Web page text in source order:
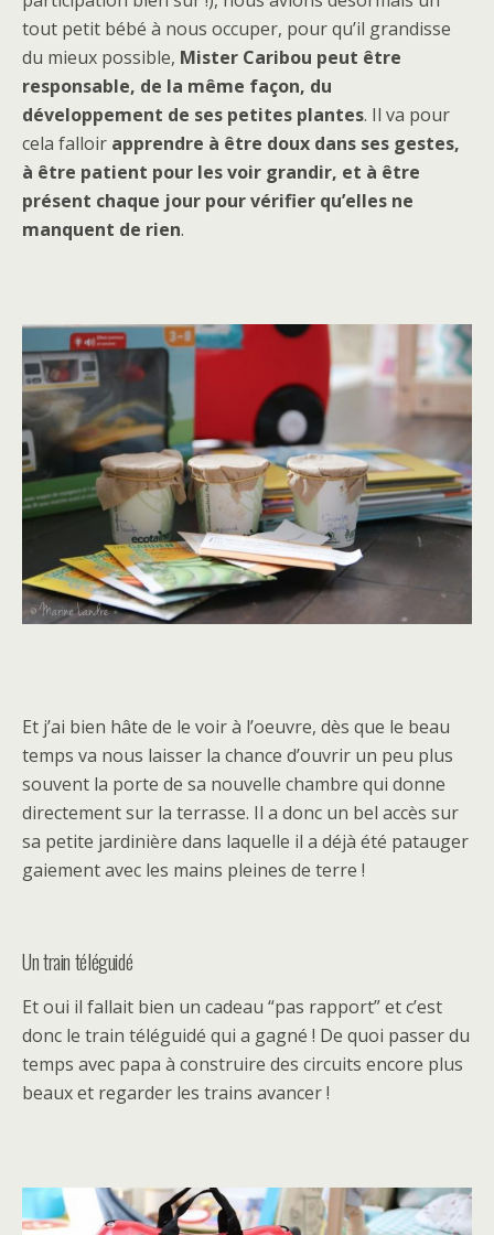
tout petit bébé à nous occuper, pour qu’il grandisse
du mieux possible, Mister Caribou peut être
responsable, de la même façon, du
développement de ses petites plantes. Il va pour
cela falloir apprendre à être doux dans ses gestes,
à être patient pour les voir grandir, et à être
présent chaque jour pour vérifier qu’elles ne
manquent de rien.
Et j’ai bien hâte de le voir à l’oeuvre, dès que le beau
temps va nous laisser la chance d’ouvrir un peu plus
souvent la porte de sa nouvelle chambre qui donne
directement sur la terrasse. Il a donc un bel accès sur
sa petite jardinière dans laquelle il a déjà été patauger
gaiement avec les mains pleines de terre !
Un train téléguidé
Et oui il fallait bien un cadeau “pas rapport” et c’est
donc le train téléguidé qui a gagné ! De quoi passer du
temps avec papa à construire des circuits encore plus
beaux et regarder les trains avancer !